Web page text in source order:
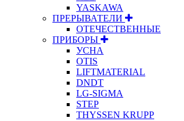
YASKAWA
ПРЕРЫВАТЕЛИ
ОТЕЧЕСТВЕННЫЕ
ПРИБОРЫ
УСНА
OTIS
LIFTMATERIAL
DNDT
LG-SIGMA
STEP
THYSSEN KRUPP